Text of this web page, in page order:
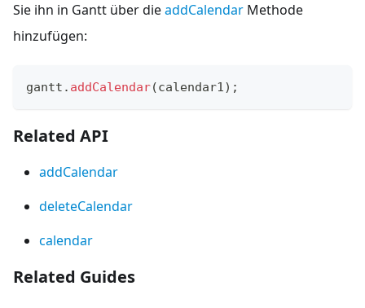
Sie ihn in Gantt über dieaddCalendar Methode
hinzufügen:
gantt . addCalendar(calendar1) ;
Related API
addCalendar
deleteCalendar
calendar
Related Guides